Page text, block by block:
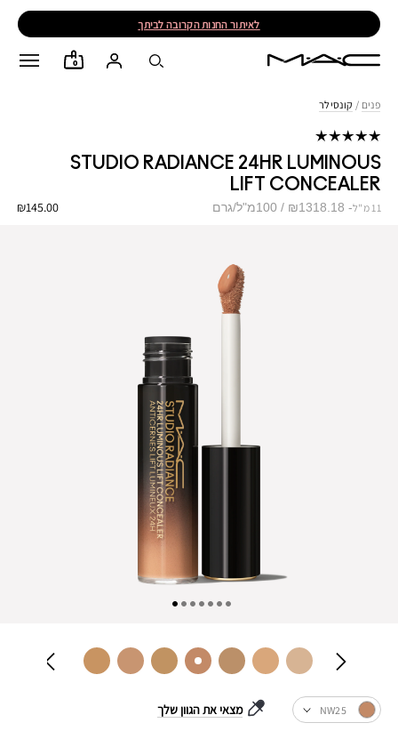
לאיתור החנות הקרובה לביתך
0
פנים / קונסילר
STUDIO RADIANCE 24HR LUMINOUS
LIFT CONCEALER
₪145.00 11 מ"ל ₪1318.18 / 100מ"ל/גרם
NW25 מצאי את הגוון שלך